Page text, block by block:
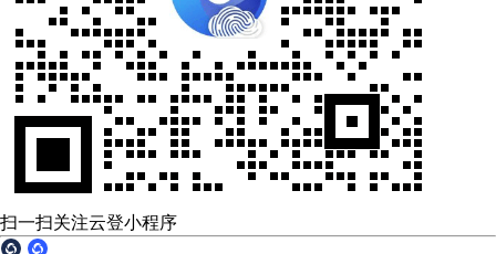
扫一扫关注云登小程序